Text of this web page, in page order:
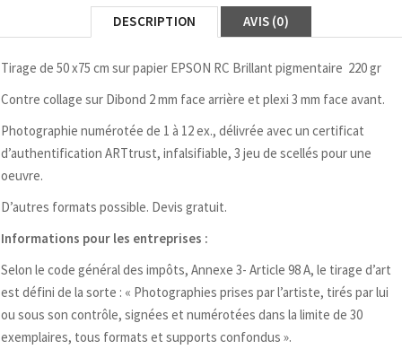
DESCRIPTION AVIS (0)
Tirage de 50 x75 cm sur papier EPSON RC Brillant pigmentaire 220 gr
Contre collage sur Dibond 2 mm face arrière et plexi 3 mm face avant.
Photographie numérotée de 1 à 12 ex., délivrée avec un certificat
d’authentification ARTtrust, infalsifiable, 3 jeu de scellés pour une
oeuvre.
D’autres formats possible. Devis gratuit.
Informations pour les entreprises :
Selon le code général des impôts, Annexe 3- Article 98 A, le tirage d’art
est défini de la sorte : « Photographies prises par l’artiste, tirés par lui
ou sous son contrôle, signées et numérotées dans la limite de 30
exemplaires, tous formats et supports confondus ».